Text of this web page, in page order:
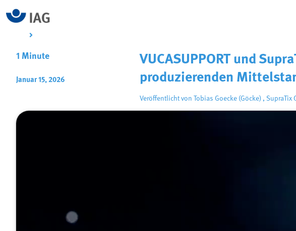
1 Minute
Januar 15, 2026
VUCASUPPORT und
produzierenden
Veröffentlicht von Tobias Goecke (Göcke) , SupraTix